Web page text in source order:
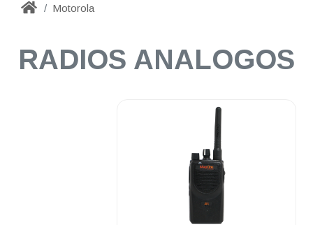
Motorola
RADIOS ANALOGOS
.